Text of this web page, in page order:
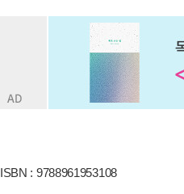
ISBN : 9788961953108